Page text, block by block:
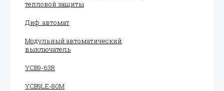
тепловой защиты
Диф. автомат
Модульный автоматический
выключатель
YCB9-63R
YCB9LE-80M